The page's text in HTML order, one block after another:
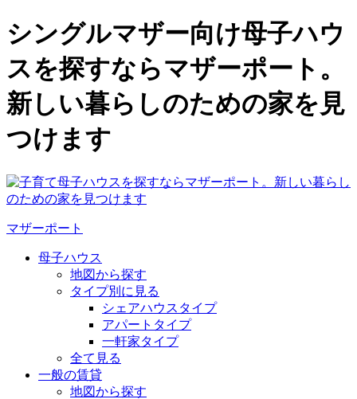
シングルマザー向け母子ハウ
スを探すならマザーポート。
新しい暮らしのための家を見
つけます
マザーポート
母子ハウス
地図から探す
タイプ別に見る
シェアハウスタイプ
アパートタイプ
一軒家タイプ
全て見る
一般の賃貸
地図から探す